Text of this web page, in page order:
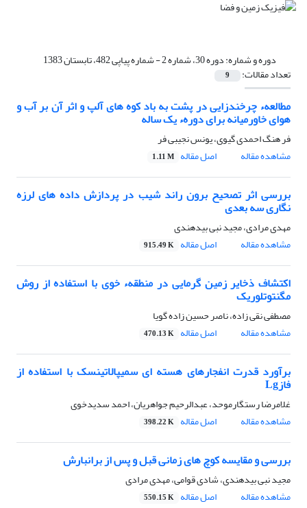
دوره و شماره:دوره 30، شماره 2 - شماره پیاپی 482، تابستان 1383
تعداد مقالات: 9
مطالعهء چرخندزایی در پشت به باد کوه های آلپ و اثر آن بر آب و
هوای خاورمیانه برای دورهء یک ساله
فر هنگ احمدى گیوى، یونس نجیبی فر
مشاهده مقاله
اصل مقاله 1.11 M
بررسی اثر تصحیح برون راند شیب در پردازش داده های لرزه
نگاری سه بعدی
مهدى مرادى، مجید نبى بیدهندى
مشاهده مقاله
اصل مقاله 915.49 K
اکتشاف ذخایر زمین گرمایی در منطقهء خوی با استفاده از روش
مگنتوتلوریک
مصطفى نقى زاده، ناصر حسین زاده گویا
مشاهده مقاله
اصل مقاله 470.13 K
برآورد قدرت انفجارهای هسته ای سمیپالاتینسک با استفاده از
فازLg
غلامرضا رستگارموحد، عبدالرحیم جواهریان، احمد سدیدخوى
مشاهده مقاله
اصل مقاله 398.22 K
بررسی و مقایسه کوچ های زمانی قبل و پس از برانبارش
مجید نبى بیدهندى، شادى قوامى، مهدى مرادى
مشاهده مقاله
اصل مقاله 550.15 K